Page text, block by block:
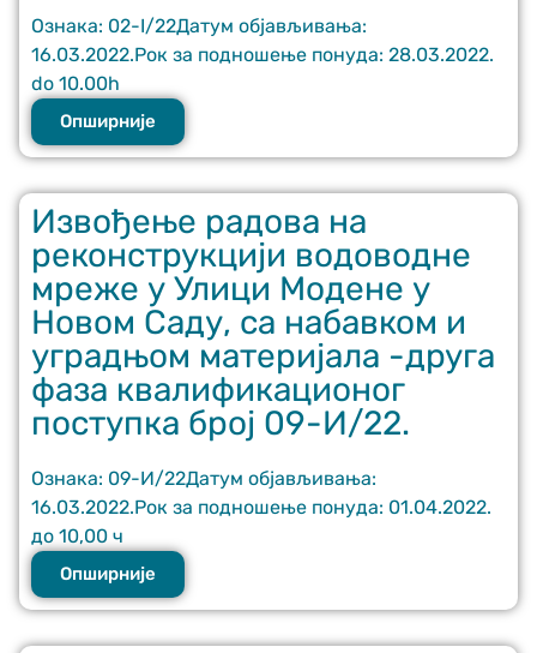
Ознака: 02-I/22Датум објављивања:
16.03.2022.Рок за подношење понуда: 28.03.2022.
do 10.00h
Опширније
Извођење радова на
реконструкцији водоводне
мреже у Улици Модене у
Новом Саду, са набавком и
уградњом материјала -друга
фаза квалификационог
поступка број 09-И/22.
Ознака: 09-И/22Датум објављивања:
16.03.2022.Рок за подношење понуда: 01.04.2022.
до 10,00 ч
Опширније